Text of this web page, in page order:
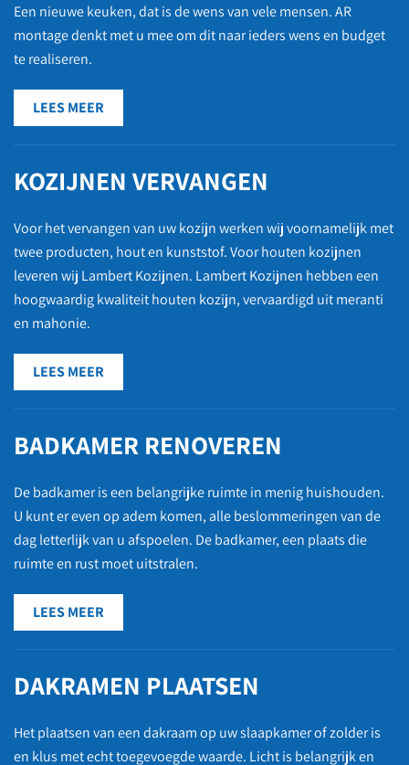
Een nieuwe keuken, dat is de wens van vele mensen. AR
montage denkt met u mee om dit naar ieders wens en budget
te realiseren.
LEES MEER
KOZIJNEN VERVANGEN
Voor het vervangen van uw kozijn werken wij voornamelijk met
twee producten, hout en kunststof. Voor houten kozijnen
leveren wij Lambert Kozijnen. Lambert Kozijnen hebben een
hoogwaardig kwaliteit houten kozijn, vervaardigd uit meranti
en mahonie.
LEES MEER
BADKAMER RENOVEREN
De badkamer is een belangrijke ruimte in menig huishouden.
U kunt er even op adem komen, alle beslommeringen van de
dag letterlijk van u afspoelen. De badkamer, een plaats die
ruimte en rust moet uitstralen.
LEES MEER
DAKRAMEN PLAATSEN
Het plaatsen van een dakraam op uw slaapkamer of zolder is
en klus met echt toegevoegde waarde. Licht is belangrijk en